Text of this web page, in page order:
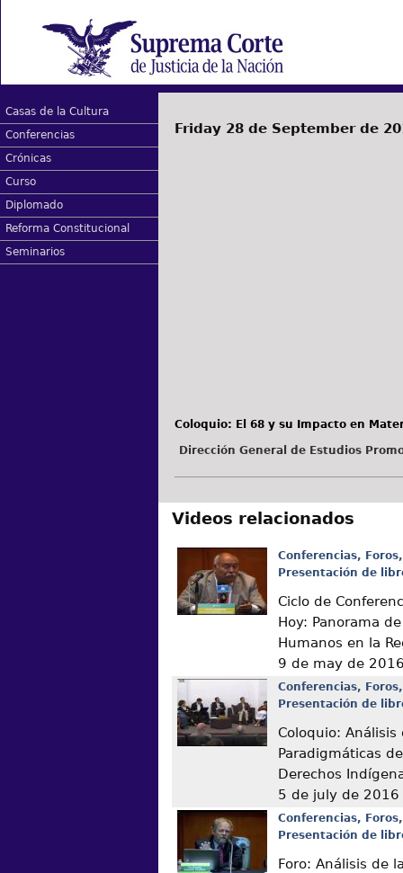
Casas de la Cultura
Conferencias
Crónicas
Curso
Diplomado
Reforma Constitucional
Seminarios
Friday 28 de September de
Coloquio: El 68 y su Impacto en
Dirección General de Estudios
Videos relacionados
Conferencias,
Presentación de
Ciclo de
Hoy: Panorama
Humanos en la
9 de may de
Conferencias,
Presentación de
Coloquio: Análisis
Paradigmáticas
Derechos
5 de july de 2016
Conferencias,
Presentación de
Foro: Análisis de